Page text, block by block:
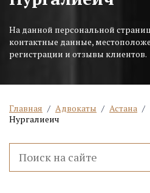
На данной персональной
контактные данные,
регистрации и отзывы клиентов.
Главная / Адвокаты / Астана /
Нургалиеич